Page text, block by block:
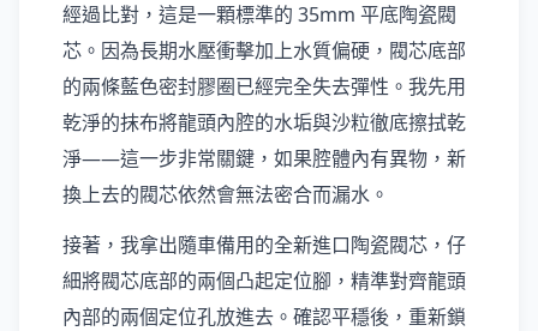
經過比對，這是一顆標準的 35mm 平底陶瓷閥
芯。因為長期水壓衝擊加上水質偏硬，閥芯底部
的兩條藍色密封膠圈已經完全失去彈性。我先用
乾淨的抹布將龍頭內腔的水垢與沙粒徹底擦拭乾
淨——這一步非常關鍵，如果腔體內有異物，新
換上去的閥芯依然會無法密合而漏水。
接著，我拿出隨車備用的全新進口陶瓷閥芯，仔
細將閥芯底部的兩個凸起定位腳，精準對齊龍頭
內部的兩個定位孔放進去。確認平穩後，重新鎖